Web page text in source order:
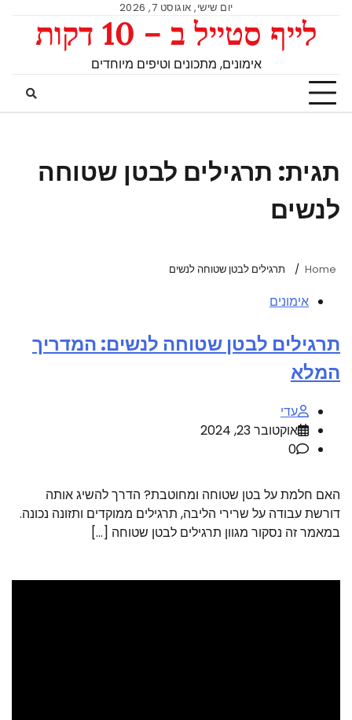
יום שישי, אוגוסט 7, 2026
לייף סטייל ב – 10 דקות
אימונים, מתכונים וטיפים מיוחדים
תגית: תרגילים לבטן שטוחה
לנשים
Home תרגילים לבטן שטוחה לנשים
אימונים
תרגילים לבטן שטוחה לנשים: המדריך
המלא
עדי
אוקטובר 23, 2024
0
האם חלמת על בטן שטוחה ומחוטבת? הדרך להשיג אותה
דורשת עבודה על שרירי הליבה, תרגילים ממוקדים ותזונה נכונה.
במאמר זה נסקור מגוון תרגילים לבטן שטוחה […]